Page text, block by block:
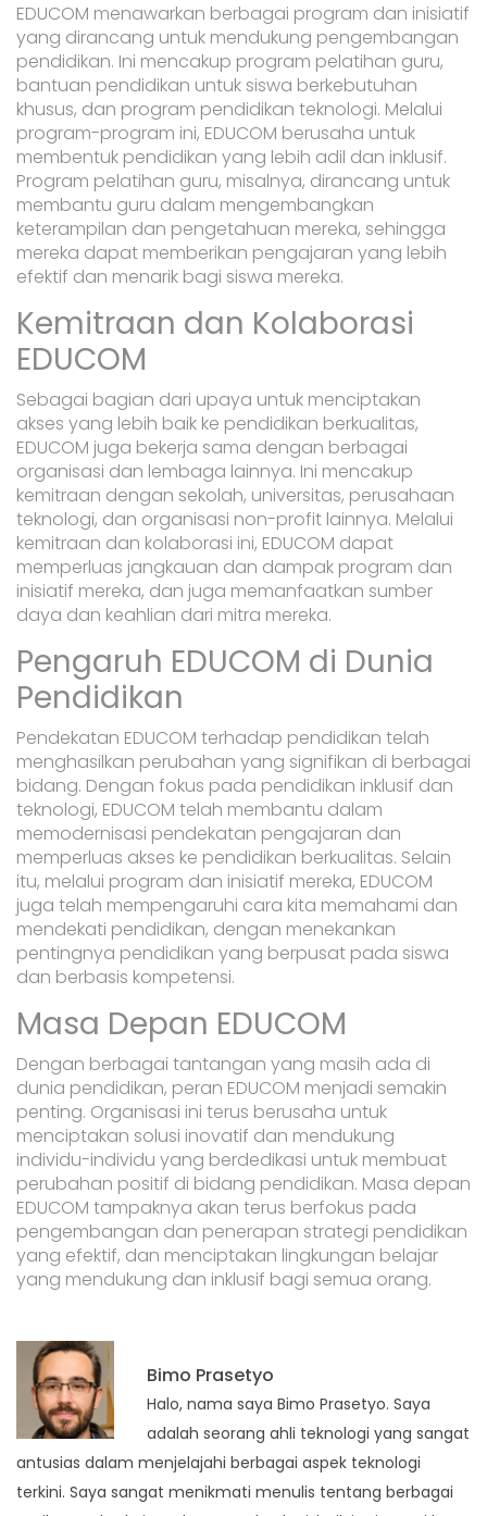
EDUCOM menawarkan berbagai program dan inisiatif
yang dirancang untuk mendukung pengembangan
pendidikan. Ini mencakup program pelatihan guru,
bantuan pendidikan untuk siswa berkebutuhan
khusus, dan program pendidikan teknologi. Melalui
program-program ini, EDUCOM berusaha untuk
membentuk pendidikan yang lebih adil dan inklusif.
Program pelatihan guru, misalnya, dirancang untuk
membantu guru dalam mengembangkan
keterampilan dan pengetahuan mereka, sehingga
mereka dapat memberikan pengajaran yang lebih
efektif dan menarik bagi siswa mereka.
Kemitraan dan Kolaborasi
EDUCOM
Sebagai bagian dari upaya untuk menciptakan
akses yang lebih baik ke pendidikan berkualitas,
EDUCOM juga bekerja sama dengan berbagai
organisasi dan lembaga lainnya. Ini mencakup
kemitraan dengan sekolah, universitas, perusahaan
teknologi, dan organisasi non-profit lainnya. Melalui
kemitraan dan kolaborasi ini, EDUCOM dapat
memperluas jangkauan dan dampak program dan
inisiatif mereka, dan juga memanfaatkan sumber
daya dan keahlian dari mitra mereka.
Pengaruh EDUCOM di Dunia
Pendidikan
Pendekatan EDUCOM terhadap pendidikan telah
menghasilkan perubahan yang signifikan di berbagai
bidang. Dengan fokus pada pendidikan inklusif dan
teknologi, EDUCOM telah membantu dalam
memodernisasi pendekatan pengajaran dan
memperluas akses ke pendidikan berkualitas. Selain
itu, melalui program dan inisiatif mereka, EDUCOM
juga telah mempengaruhi cara kita memahami dan
mendekati pendidikan, dengan menekankan
pentingnya pendidikan yang berpusat pada siswa
dan berbasis kompetensi.
Masa Depan EDUCOM
Dengan berbagai tantangan yang masih ada di
dunia pendidikan, peran EDUCOM menjadi semakin
penting. Organisasi ini terus berusaha untuk
menciptakan solusi inovatif dan mendukung
individu-individu yang berdedikasi untuk membuat
perubahan positif di bidang pendidikan. Masa depan
EDUCOM tampaknya akan terus berfokus pada
pengembangan dan penerapan strategi pendidikan
yang efektif, dan menciptakan lingkungan belajar
yang mendukung dan inklusif bagi semua orang.
Bimo Prasetyo
Halo, nama saya Bimo Prasetyo. Saya
adalah seorang ahli teknologi yang sangat
antusias dalam menjelajahi berbagai aspek teknologi
terkini. Saya sangat menikmati menulis tentang berbagai